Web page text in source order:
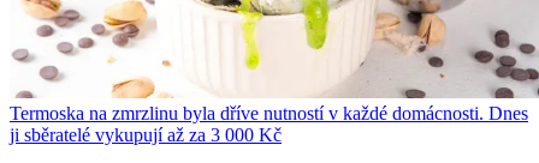
Termoska na zmrzlinu byla dříve nutností v každé domácnosti. Dnes
ji sběratelé vykupují až za 3 000 Kč